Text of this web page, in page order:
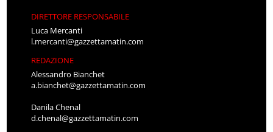
DIRETTORE RESPONSABILE
Luca Mercanti
l.mercanti@gazzettamatin.com
REDAZIONE
Alessandro Bianchet
a.bianchet@gazzettamatin.com
Danila Chenal
d.chenal@gazzettamatin.com